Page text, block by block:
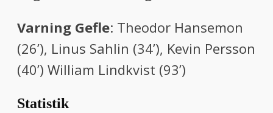
Varning Gefle: Theodor Hansemon
(26’), Linus Sahlin (34’), Kevin Persson
(40’) William Lindkvist (93’)
Statistik